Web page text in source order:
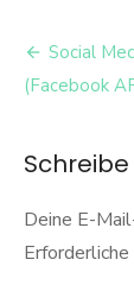
Social
(Facebook
Deine E-